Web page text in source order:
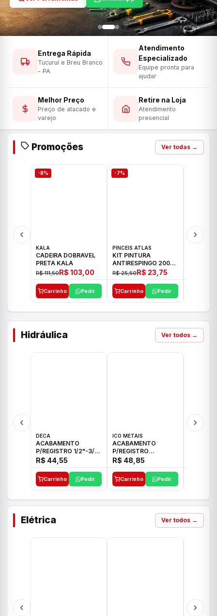
Entrega Rápida
Tucuruí e Breu Branco
- PA
Atendimento
Especializado
Equipe pronta para
ajudar
Melhor Preço
Preço de atacado e
varejo
Retire na Loja
Atendimento
presencial
Promoções Ver todas →
-8%
KALA
CADEIRA DOBRAVEL
PRETA KALA
R$ 111,50R$ 103,00
Carrinho Pedir
-7%
PINCEIS ATLAS
KIT PINTURA
ANTIRESPINGO 2003
ATLAS 03 PCS
R$ 25,50R$ 23,75
Carrinho Pedir
Hidráulica Ver todos →
DECA
ACABAMENTO
P/REGISTRO 1/2"-3/4"
E 1"C21.PQ DECA
R$ 44,55
Carrinho Pedir
ICO METAIS
ACABAMENTO
P/REGISTRO
1/2"-3/4"-1" ACB M
CS 33 ICO
R$ 48,85
Carrinho Pedir
Elétrica Ver todos →